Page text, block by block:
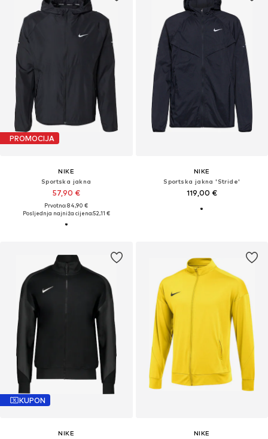
PROMOCIJA
NIKE
Sportska jakna
57,90 €
Prvotno: 84,90 €
Posljednja najniža cijena:52,11 €
NIKE
Sportska jakna 'Stride'
119,00 €
KUPON
NIKE
NIKE